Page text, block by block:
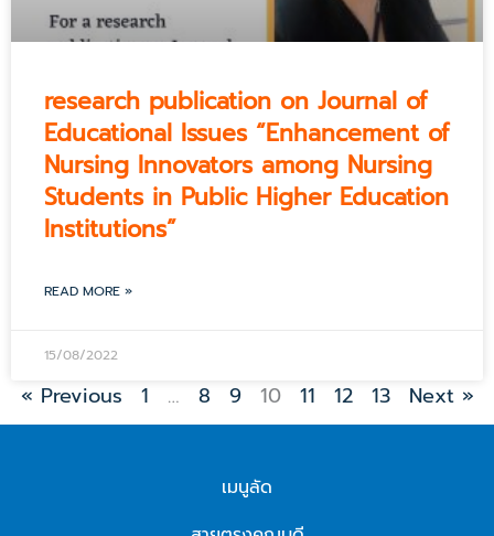
research publication on Journal of
Educational Issues “Enhancement of
Nursing Innovators among Nursing
Students in Public Higher Education
Institutions”
READ MORE »
15/08/2022
« Previous 1 … 8 9 10 11 12 13 Next »
เมนูลัด